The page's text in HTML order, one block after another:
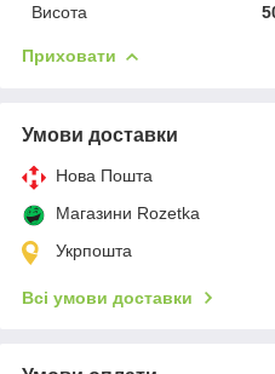
Висота
Приховати
Умови доставки
Нова Пошта
Магазини Rozetka
Укрпошта
Всі умови доставки